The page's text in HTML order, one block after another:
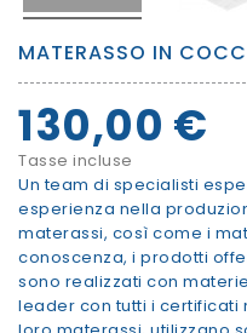
MATERASSO IN
130,00 €
Tasse incluse
Un team di specialisti
esperienza nella
materassi, così come i
conoscenza, i prodotti
sono realizzati con
leader con tutti i certificati